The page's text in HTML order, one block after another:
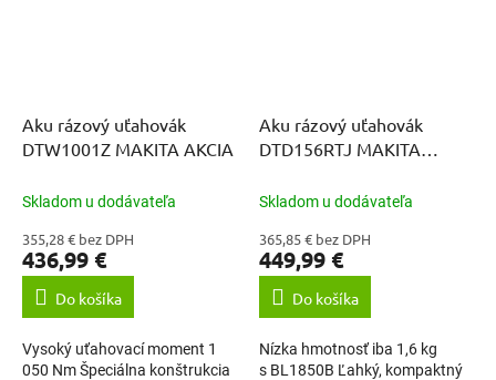
Aku rázový uťahovák
DTW1001Z MAKITA AKCIA
Skladom u dodávateľa
355,28 € bez DPH
436,99 €
Do košíka
Vysoký uťahovací moment 1
050 Nm Špeciálna konštrukcia
Aku rázový uťahovák
DTD156RTJ MAKITA
Skladom u dodávateľa
365,85 € bez DPH
449,99 €
Do košíka
Nízka hmotnosť iba 1,6 kg
s BL1850B Ľahký, kompaktný